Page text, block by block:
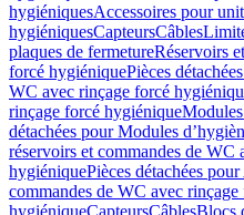
hygiéniquesAccessoires pour
hygiéniquesCapteursCâbles
plaques de fermetureRéservoirs
forcé hygiéniquePièces
WC avec rinçage forcé
rinçage forcé hygiénique
détachées pour Modules
réservoirs et commandes de WC
hygiéniquePièces détachées
commandes de WC avec rinçage
hygiéniqueCapteursCâblesBlocs